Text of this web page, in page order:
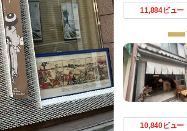
11,884ビュー
10,840ビュー